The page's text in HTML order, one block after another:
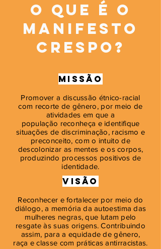
o que é o
manifesto
crespo?
Missão
Promover a discussão étnico-racial
com recorte de gênero, por meio de
atividades em que a
população reconheça e identifique
situações de discriminação, racismo e
preconceito, com o intuito de
descolonizar as mentes e oscorpos,
produzindo processos positivos de
identidade.
Visão
Reconhecer e fortalecer por meio do
diálogo, a memória da autoestima das
mulheres negras, que lutam pelo
resgate às suas origens. Contribuindo
assim, para a equidade de gênero,
raça e classe com práticas antirracistas.